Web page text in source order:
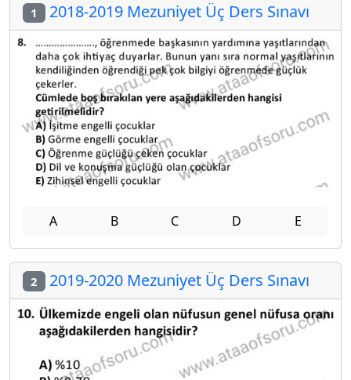
1 2018-2019 Mezuniyet Üç Ders Sınavı
A B C D E
2 2019-2020 Mezuniyet Üç Ders Sınavı